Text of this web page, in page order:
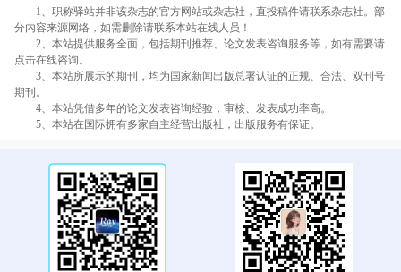
1、职称驿站并非该杂志的官方网站或杂志社，直投稿件请联系杂志社。部
分内容来源网络，如需删除请联系本站在线人员！
2、本站提供服务全面，包括期刊推荐、论文发表咨询服务等，如有需要请
点击在线咨询。
3、本站所展示的期刊，均为国家新闻出版总署认证的正规、合法、双刊号
期刊。
4、本站凭借多年的论文发表咨询经验，审核、发表成功率高。
5、本站在国际拥有多家自主经营出版社，出版服务有保证。